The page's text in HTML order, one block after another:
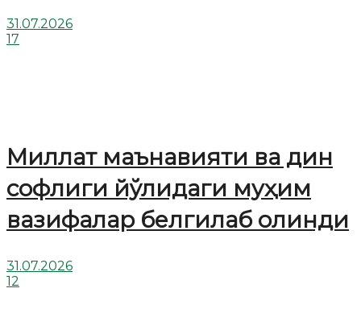
31.07.2026
17
Миллат маънавияти ва дин
софлиги йўлидаги муҳим
вазифалар белгилаб олинди
31.07.2026
12